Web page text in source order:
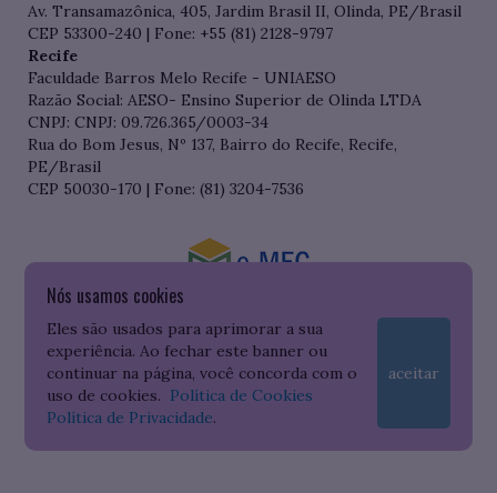
Nós usamos cookies
Eles são usados para aprimorar a sua
experiência. Ao fechar este banner ou
continuar na página, você concorda com o
uso de cookies. Política de Cookies
Política de Privacidade.
aceitar
Av. Transamazônica, 405, Jardim Brasil II, Olinda, PE/Brasil
CEP 53300-240 | Fone: +55 (81) 2128-9797
Recife
Faculdade Barros Melo Recife - UNIAESO
Razão Social: AESO- Ensino Superior de Olinda LTDA
CNPJ: CNPJ: 09.726.365/0003-34
Rua do Bom Jesus, Nº 137, Bairro do Recife, Recife,
PE/Brasil
CEP 50030-170 | Fone: (81) 3204-7536
Consulte o cadastro da Instituição no Sistema do e-MEC